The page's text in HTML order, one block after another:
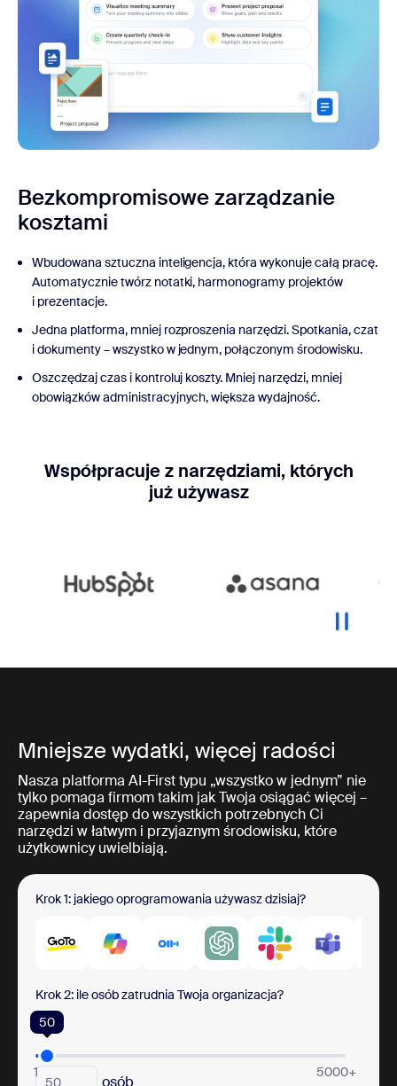
Bezkompromisowezarządzanie
kosztami
Wbudowana sztuczna inteligencja, która wykonuje całą pracę.
Automatycznie twórz notatki, harmonogramy projektów
i prezentacje.
Jedna platforma, mniej rozproszenia narzędzi. Spotkania, czat
i dokumenty – wszystko w jednym, połączonym środowisku.
Oszczędzaj czas i kontroluj koszty. Mniej narzędzi, mniej
obowiązków administracyjnych, większa wydajność.
Współpracuje z narzędziami, których
już używasz
Mniejsze wydatki, więcej radości
Nasza platforma AI-First typu „wszystko w jednym” nie
tylko pomaga firmom takim jak Twoja osiągać więcej –
zapewnia dostęp do wszystkich potrzebnych Ci
narzędzi w łatwym i przyjaznym środowisku, które
użytkownicy uwielbiają.
Krok 1: jakiego oprogramowania używasz dzisiaj?
Krok 2: ile osób zatrudnia Twoja organizacja?
50
1 5000+